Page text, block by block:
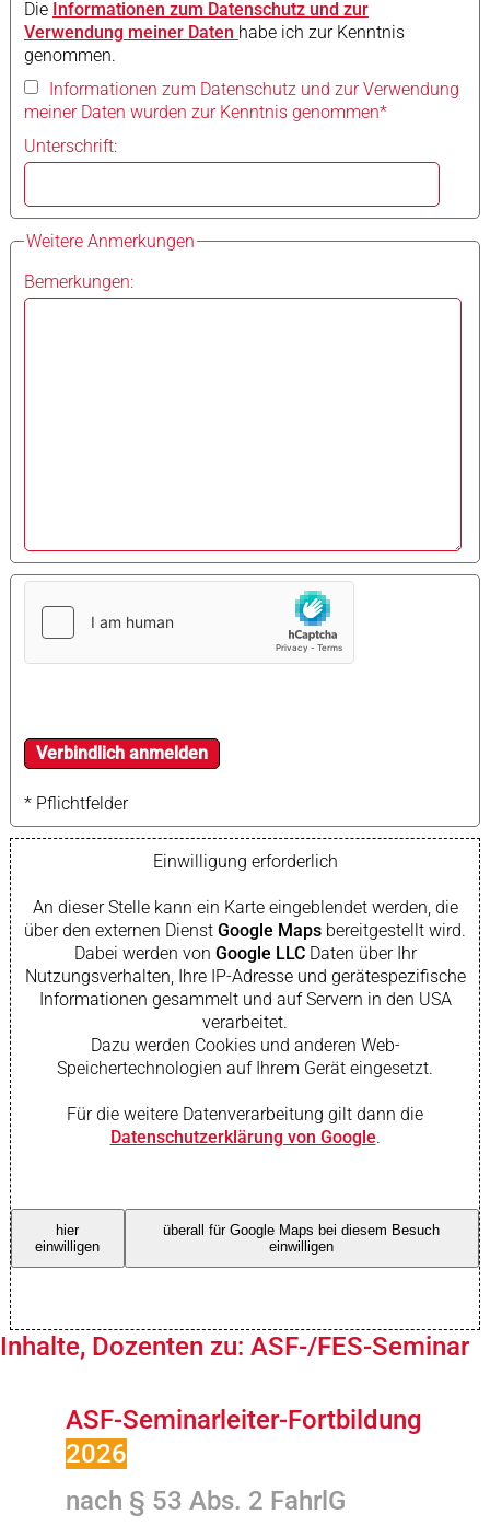
Die Informationen zum Datenschutz und zur
Verwendung meiner Daten habe ich zur Kenntnis
genommen.
Informationen zum Datenschutz und zur Verwendung
meiner Daten wurden zur Kenntnis genommen*
Unterschrift:
Weitere Anmerkungen
Bemerkungen:
* Pflichtfelder
Einwilligung erforderlich
An dieser Stelle kann ein Karte eingeblendet werden, die
über den externen Dienst Google Maps bereitgestellt wird.
Dabei werden von Google LLCDaten über Ihr
Nutzungsverhalten, Ihre IP-Adresse und gerätespezifische
Informationen gesammelt und auf Servern in den USA
verarbeitet.
Dazu werden Cookies und anderen Web-
Speichertechnologien auf Ihrem Gerät eingesetzt.
Für die weitere Datenverarbeitung gilt dann die
Datenschutzerklärung von Google.
hier
einwilligen
überall für Google Maps bei diesem Besuch
einwilligen
Inhalte, Dozenten zu: ASF-/FES-Seminar
ASF-Seminarleiter-Fortbildung
2026
nach § 53 Abs. 2 FahrlG